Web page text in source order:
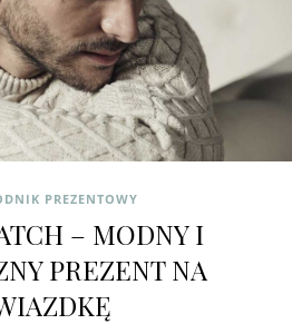
PREZENTOWY
– MODNY I
PREZENT NA